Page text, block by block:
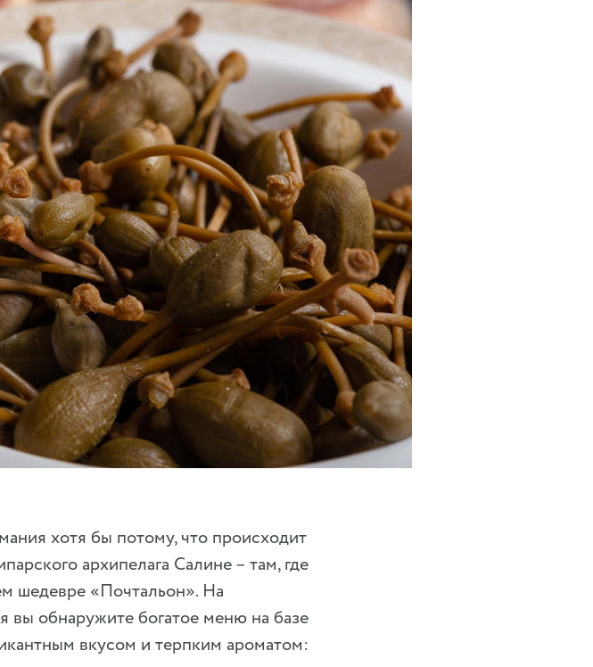
хотя бы потому, что происходит
архипелага Салине – там, где
шедевре «Почтальон». На
обнаружите богатое меню на базе
вкусом и терпким ароматом: